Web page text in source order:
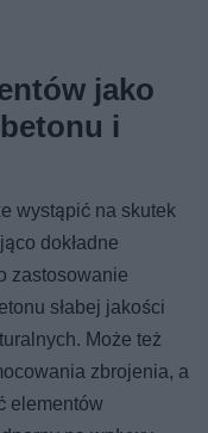
jako
i
wystąpić na skutek
dokładne
zastosowanie
słabej jakości
Może też
zbrojenia, a
elementów